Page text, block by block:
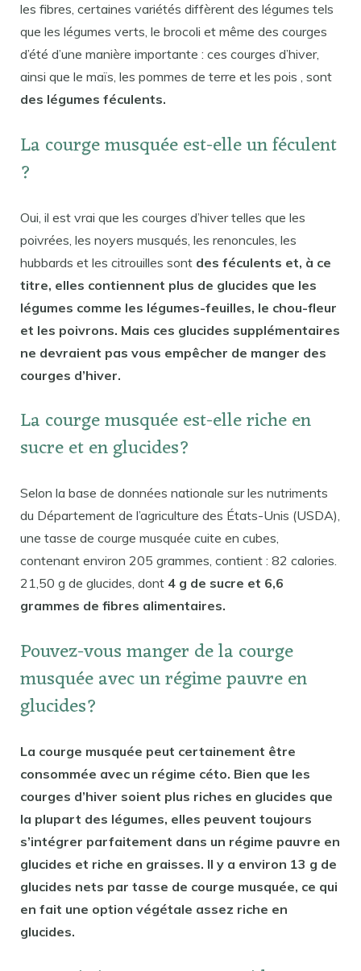
les fibres, certaines variétés diffèrent des légumes tels
que les légumes verts, le brocoli et même des courges
d’été d’une manière importante : ces courges d’hiver,
ainsi que le maïs, les pommes de terre et les pois , sont
des légumes féculents.
La courge musquée est-elle un féculent
?
Oui, il est vrai que les courges d’hiver telles que les
poivrées, les noyers musqués, les renoncules, les
hubbards et les citrouilles sont des féculents et, à ce
titre, elles contiennent plus de glucides que les
légumes comme les légumes-feuilles, le chou-fleur
et les poivrons. Mais ces glucides supplémentaires
ne devraient pas vous empêcher de manger des
courges d’hiver.
La courge musquée est-elle riche en
sucre et en glucides?
Selon la base de données nationale sur les nutriments
du Département de l’agriculture des États-Unis (USDA),
une tasse de courge musquée cuite en cubes,
contenant environ 205 grammes, contient : 82 calories.
21,50 g de glucides, dont 4 g de sucre et 6,6
grammes de fibres alimentaires.
Pouvez-vous manger de la courge
musquée avec un régime pauvre en
glucides?
La courge musquée peut certainement être
consommée avec un régime céto. Bien que les
courges d’hiver soient plus riches en glucides que
la plupart des légumes, elles peuvent toujours
s’intégrer parfaitement dans un régime pauvre en
glucides et riche en graisses. Il y a environ 13 g de
glucides nets par tasse de courge musquée, ce qui
en fait une option végétale assez riche en
glucides.